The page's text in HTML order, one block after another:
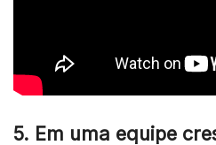
5. Em uma equipe